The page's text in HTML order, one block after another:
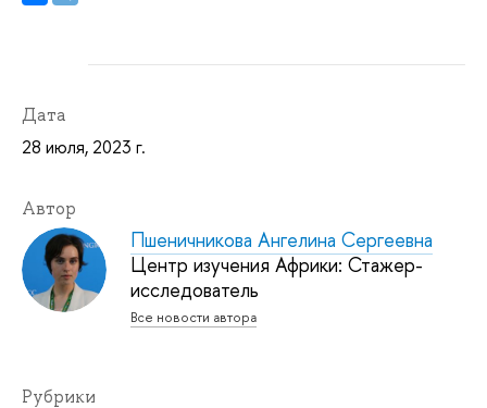
Дата
28 июля, 2023 г.
Автор
Пшеничникова Ангелина Сергеевна
Центр изучения Африки: Стажер-
исследователь
Все новости автора
Рубрики